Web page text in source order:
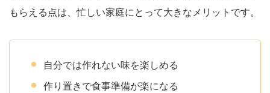
もらえる点は、忙しい家庭にとって大きなメリットです。
自分では作れない味を楽しめる
作り置きで食事準備が楽になる